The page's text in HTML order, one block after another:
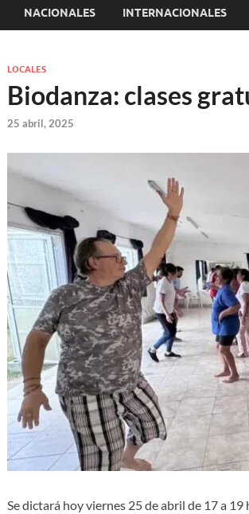
NACIONALES INTERNACIONALES
LOCALES
Biodanza: clases
25 abril, 2025
Se dictará hoy viernes 25 de abril de 17 a